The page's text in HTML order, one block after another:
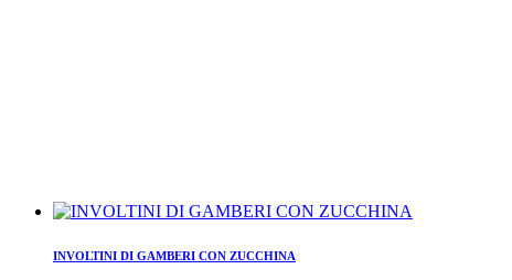
INVOLTINI DI GAMBERI CON ZUCCHINA